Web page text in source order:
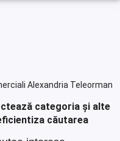
Alexandria Teleorman
categoria și alte
căutarea